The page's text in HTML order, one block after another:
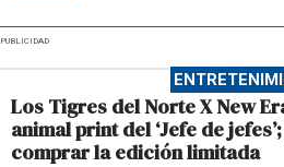
PUBLICIDAD
Los Tigres del Norte X New
animal print del ‘Jefe de
comprar la edición limitada